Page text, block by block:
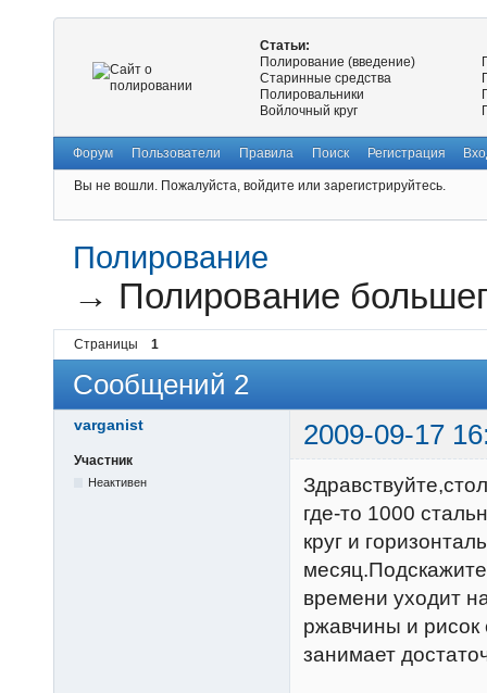
Статьи:
Полирование (введение)
Старинные средства
Полировальники
Войлочный круг
Форум Пользователи Правила Поиск Регистрация
Вы не вошли. Пожалуйста, войдите или зарегистрируйтесь.
Полирование
→ Полирование
Страницы 1
Сообщений 2
varganist 2009-09-17
Участник
Неактивен
где-то 1000
круг и
времени уходит
ржавчины и рисок
занимает